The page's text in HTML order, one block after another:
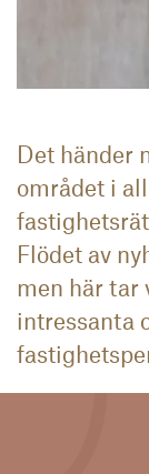
Det händer
området i
Flödet av
men här tar
intressanta